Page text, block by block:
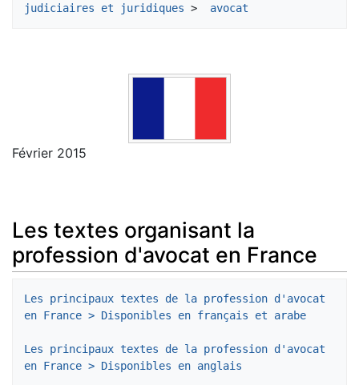
judiciaires et juridiques > avocat
Février 2015
Les textes organisant la
profession d'avocat en France
Les principaux textes de la profession d'avocat
en France > Disponibles en français et arabe
Les principaux textes de la profession d'avocat
en France > Disponibles en anglais